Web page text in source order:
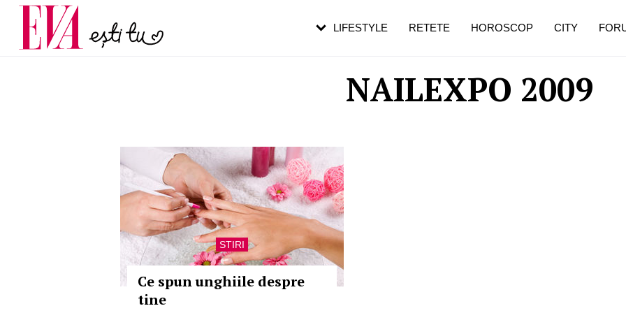
NAILEXPO 2009
STIRI
Ce spun unghiile despre
tine
LIFESTYLE RETETE HOROSCOP CITY
Carieră
Actualitate
pe măsură ce înaintezi în vârstă
de dureroasă este investigația